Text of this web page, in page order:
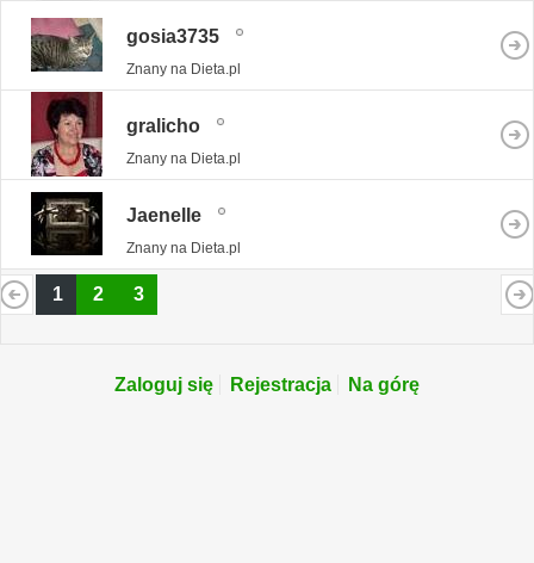
gosia3735
Znany na Dieta.pl
gralicho
Znany na Dieta.pl
Jaenelle
Znany na Dieta.pl
1 2 3
Zaloguj się Rejestracja Na górę